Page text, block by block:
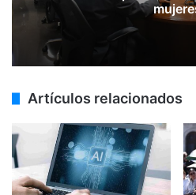
Artículos relacionados